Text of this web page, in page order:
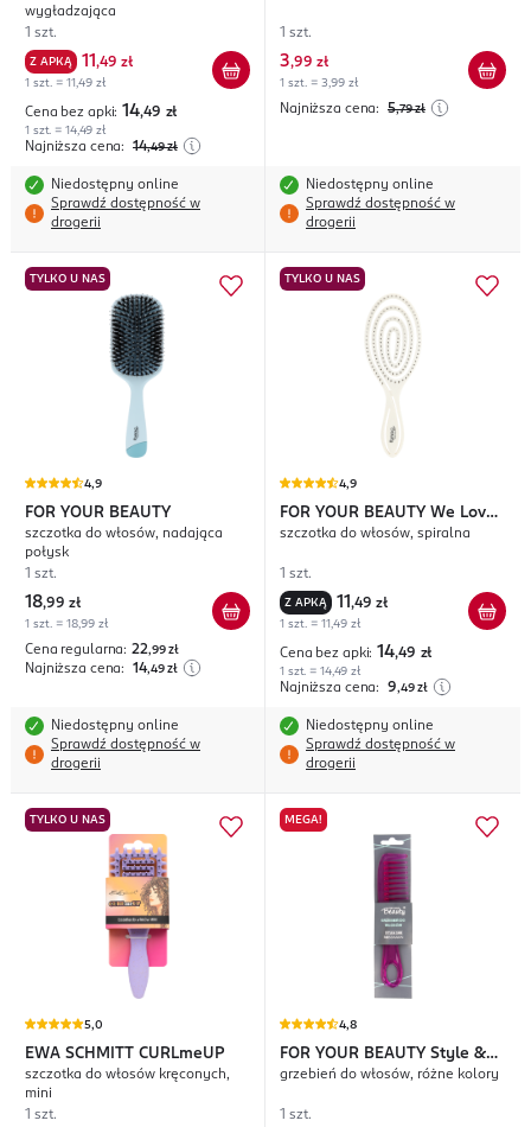
wygładzająca
1 szt.
Z APKĄ 11 ,49 zł
1 szt. = 11,49 zł
Cena bez apki: 14,49 zł
1 szt. = 14,49 zł
Najniższa cena: 14,49 zł
Niedostępny online
Sprawdź dostępność w
drogerii
1 szt.
3,99 zł
1 szt. = 3,99 zł
Najniższa cena: 5,79 zł
Niedostępny online
Sprawdź dostępność w
drogerii
TYLKO U NAS
4,9
FOR YOUR BEAUTY
szczotka do włosów, nadająca
połysk
1 szt.
18,99 zł
1 szt. = 18,99 zł
Cena regularna: 22,99 zł
Najniższa cena: 14,49 zł
Niedostępny online
Sprawdź dostępność w
drogerii
TYLKO U NAS
4,9
FOR YOUR BEAUTY We Love
Nature
szczotka do włosów, spiralna
1 szt.
Z APKĄ 11 ,49 zł
1 szt. = 11,49 zł
Cena bez apki: 14,49 zł
1 szt. = 14,49 zł
Najniższa cena: 9,49 zł
Niedostępny online
Sprawdź dostępność w
drogerii
TYLKO U NAS
5,0
EWA SCHMITT CURLmeUP
szczotka do włosów kręconych,
mini
1 szt.
MEGA!
4,8
FOR YOUR BEAUTY Style &
Care
grzebień do włosów, różne kolory
1 szt.